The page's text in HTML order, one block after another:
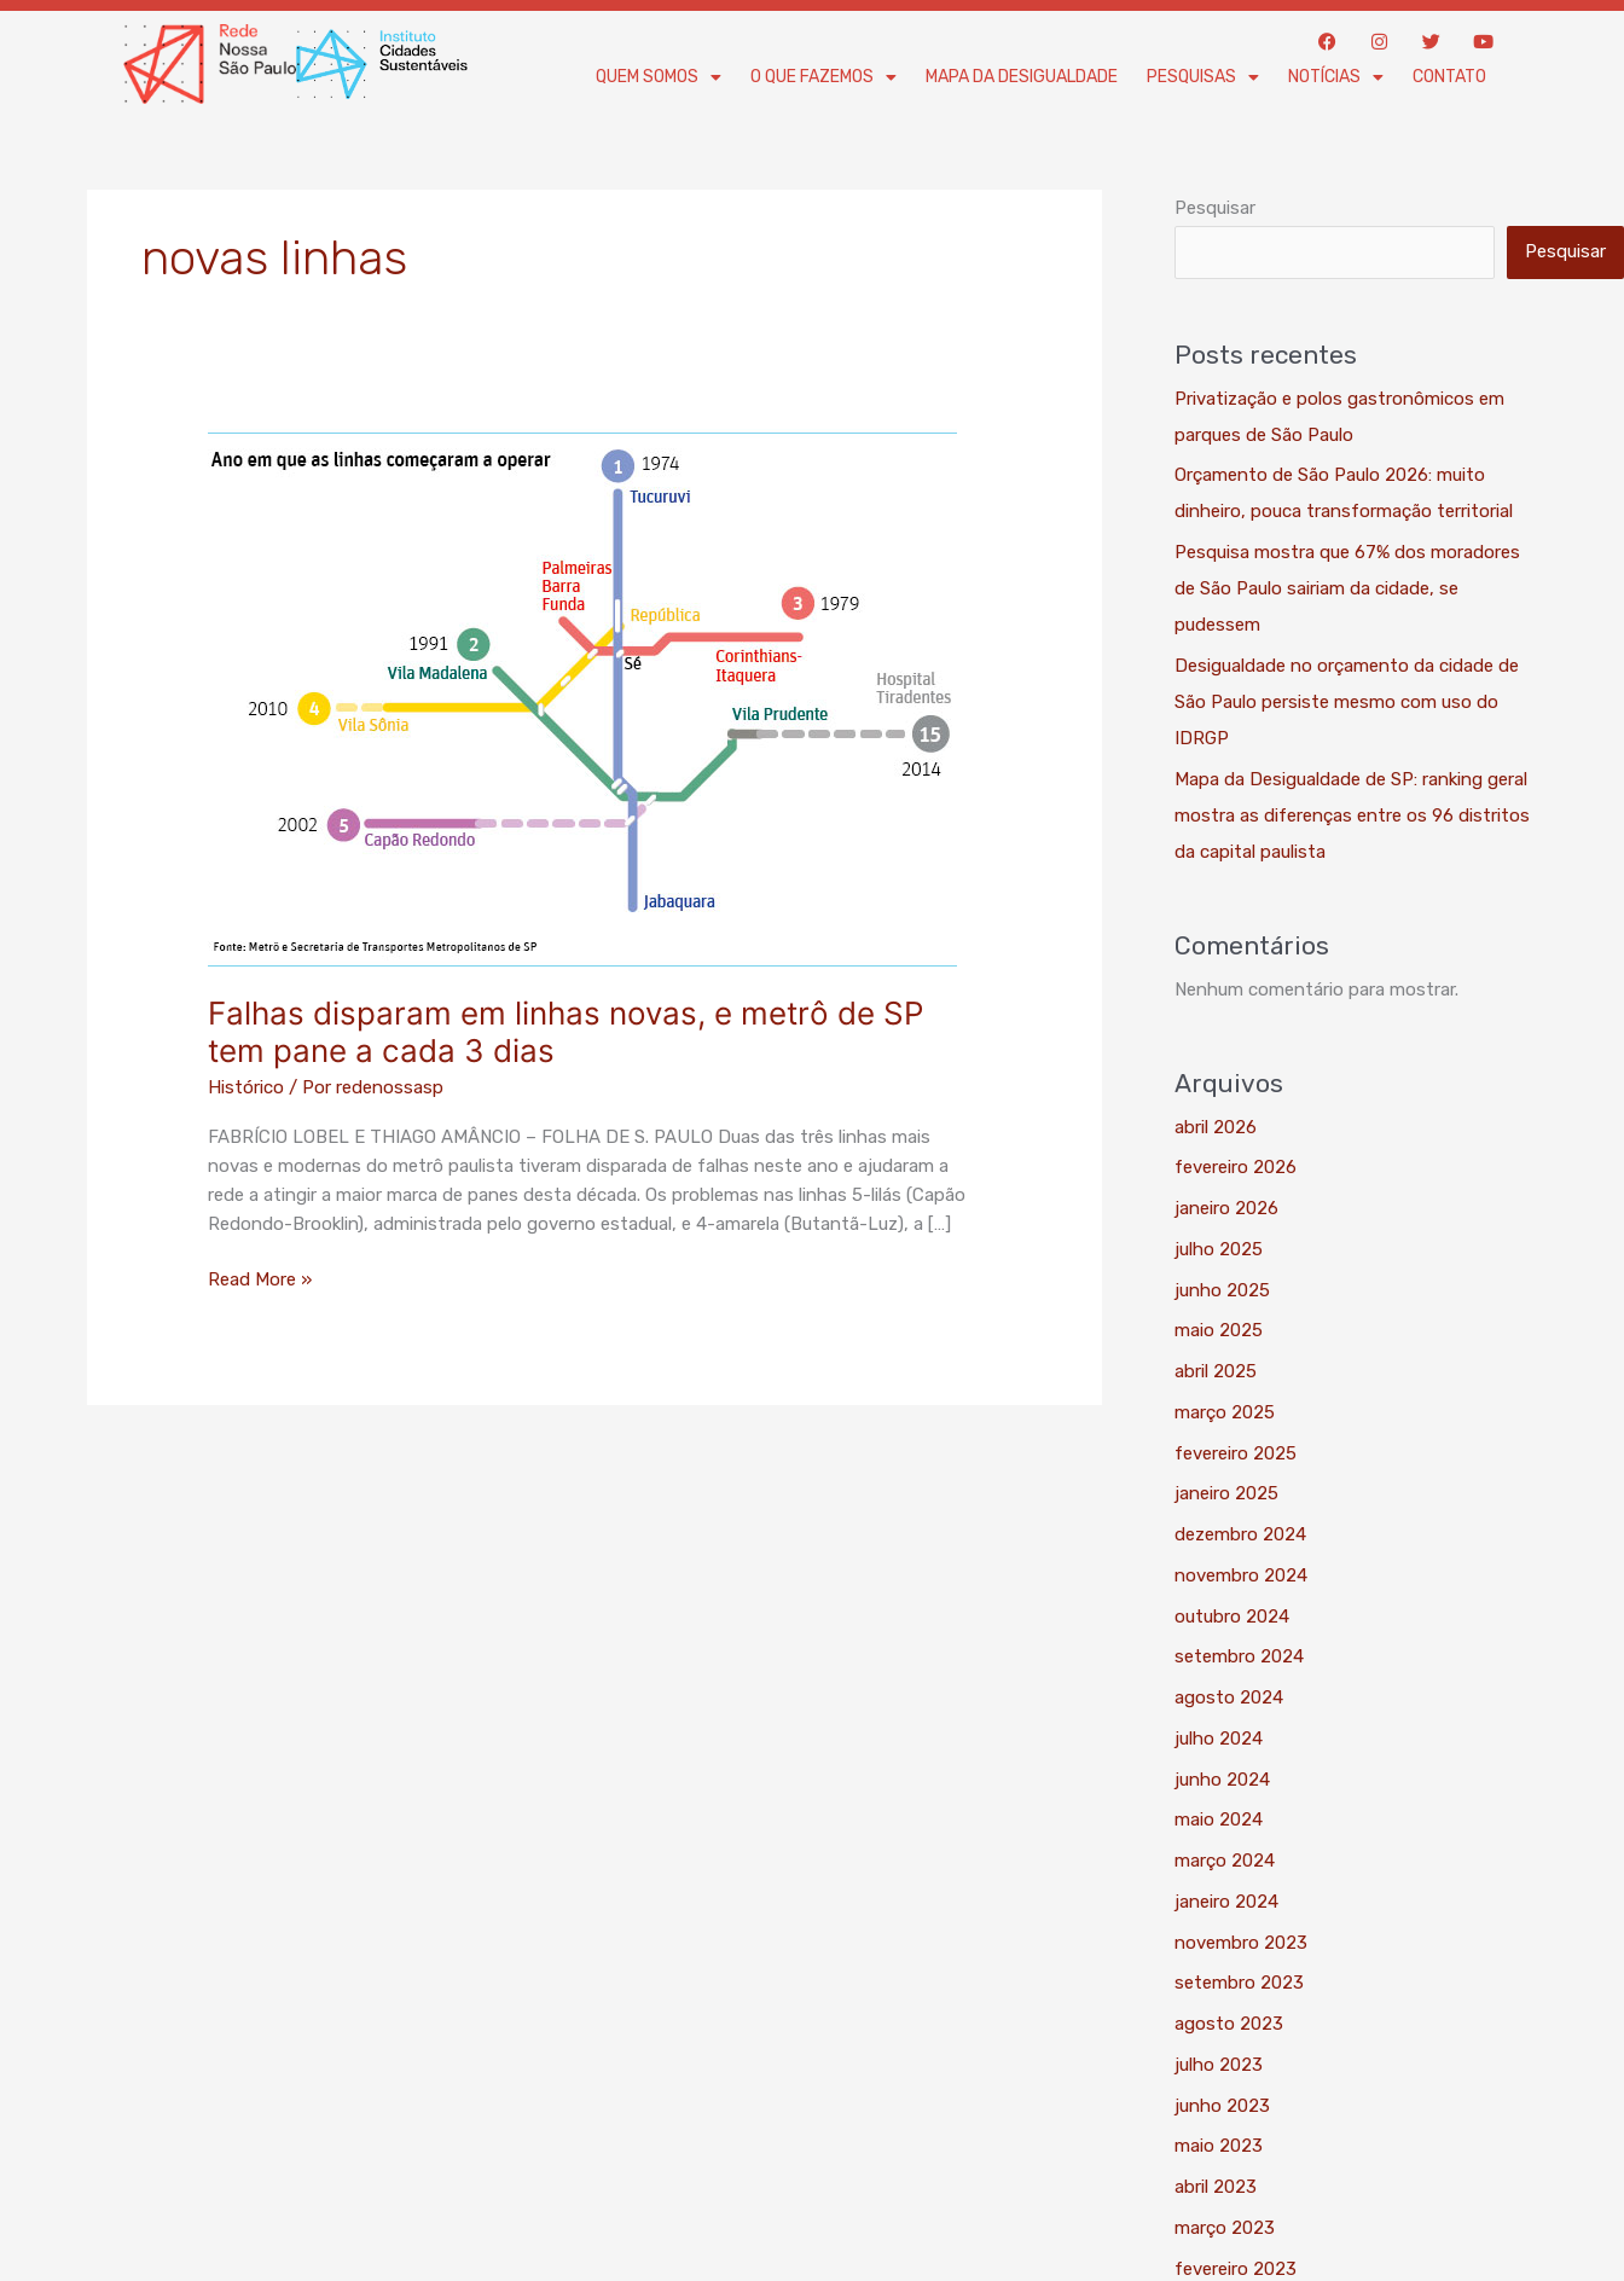
Ir
F
a
c
e
I
n
t
T
w
i
t
Y
o
u
t
QUEM SOMOS O QUE FAZEMOS MAPA DA DESIGUALDADE PESQUISAS NOTÍCIAS CONTATO
novas linhas
Falhas disparam em linhas novas, e metrô de SP
tem pane a cada 3 dias
Histórico / Porredenossasp
FABRÍCIO LOBEL E THIAGO AMÂNCIO – FOLHA DE S. PAULO Duas das três linhas mais
novas e modernas do metrô paulista tiveram disparada de falhas neste ano e ajudaram a
rede a atingir a maior marca de panes desta década. Os problemas nas linhas 5-lilás (Capão
Redondo-Brooklin), administrada pelo governo estadual, e 4-amarela (Butantã-Luz), a […]
disparam
Read More »
Pesquisar
Pesquisar
Posts recentes
Privatização e polos gastronômicos em
parques de São Paulo
Orçamento de São Paulo 2026: muito
dinheiro, pouca transformação territorial
Pesquisa mostra que 67% dos moradores
de São Paulo sairiam da cidade, se
pudessem
Desigualdade no orçamento da cidade de
São Paulo persiste mesmo com uso do
IDRGP
Mapa da Desigualdade de SP: ranking geral
mostra as diferenças entre os 96 distritos
da capital paulista
Comentários
Nenhum comentário para mostrar.
Arquivos
abril 2026
fevereiro 2026
janeiro 2026
julho 2025
junho 2025
maio 2025
abril 2025
março 2025
fevereiro 2025
janeiro 2025
dezembro 2024
novembro 2024
outubro 2024
setembro 2024
agosto 2024
julho 2024
junho 2024
maio 2024
março 2024
janeiro 2024
novembro 2023
setembro 2023
agosto 2023
julho 2023
junho 2023
maio 2023
abril 2023
março 2023
fevereiro 2023